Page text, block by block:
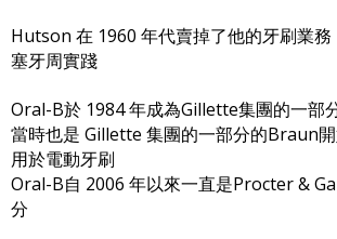
Hutson 在 1960 年代賣掉了他的牙刷業
塞牙周實踐
Oral-B於 1984 年成為Gillette集團的一部
當時也是 Gillette 集團的一部分的Braun
用於電動牙刷
Oral-B自 2006 年以來一直是Procter &
分